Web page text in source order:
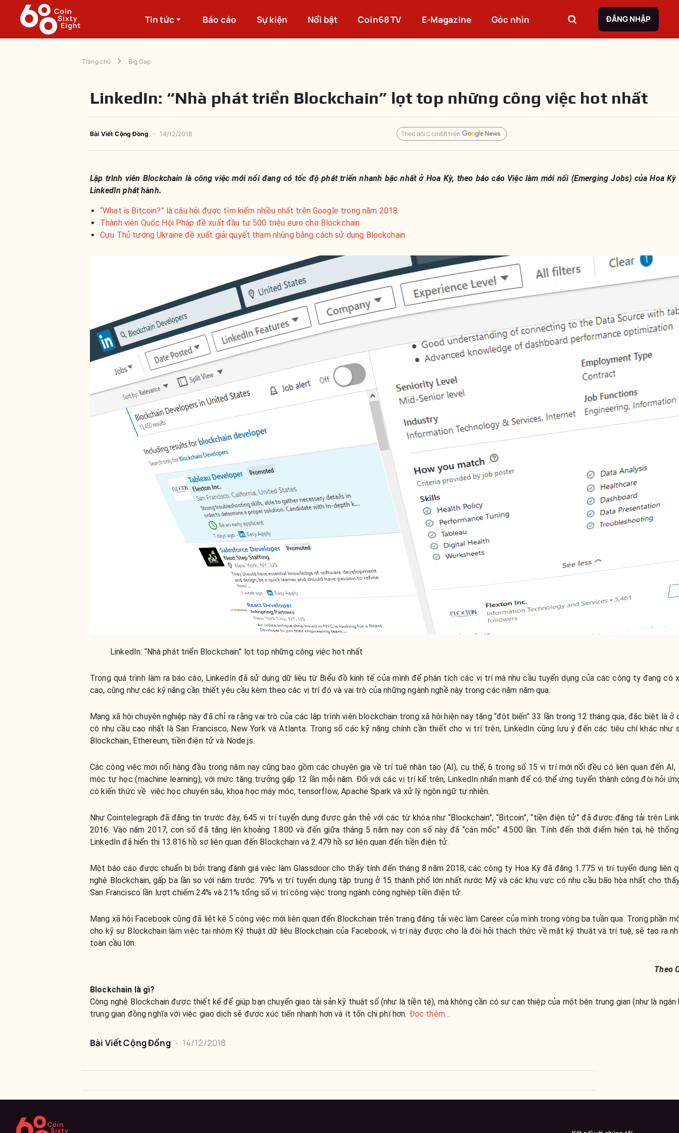
Tin tức Báo cáo Sự kiện Nổi bật Coin68 TV E-Magazine Góc nhìn ĐĂNG NHẬP
Trang chủ Big Cap
LinkedIn: “Nhà phát triển Blockchain” lọt top những công việc hot nhất
Bài Viết Cộng Đồng - 14/12/2018 Theo dõi Coin68 trên
Lập trình viên Blockchain là công việc mới nổi đang có tốc độ phát triển nhanh bậc nhất ở Hoa Kỳ, theo báo cáo Việc làm mới nổi (Emerging Jobs) của Hoa Kỳ
LinkedIn phát hành.
“What is Bitcoin?” là câu hỏi được tìm kiếm nhiều nhất trên Google trong năm 2018
Thành viên Quốc Hội Pháp đề xuất đầu tư 500 triệu euro cho Blockchain
Cựu Thủ tướng Ukraine đề xuất giải quyết tham nhũng bằng cách sử dụng Blockchain
LinkedIn: “Nhà phát triển Blockchain” lọt top những công việc hot nhất
Trong quá trình làm ra báo cáo, LinkedIn đã sử dụng dữ liệu từ Biểu đồ kinh tế của mình để phân tích các vị trí mà nhu cầu tuyển dụng của các công ty đang có
cao, cũng như các kỹ năng cần thiết yêu cầu kèm theo các vị trí đó và vai trò của những ngành nghề này trong các năm năm qua.
Mạng xã hội chuyên nghiệp này đã chỉ ra rằng vai trò của các lập trình viên blockchain trong xã hội hiện nay tăng “đột biến” 33 lần trong 12 tháng qua, đặc biệt là ở
có nhu cầu cao nhất là San Francisco, New York và Atlanta. Trong số các kỹ năng chính cần thiết cho vị trí trên, LinkedIn cũng lưu ý đến các tiêu chí khác như
Blockchain, Ethereum, tiền điện tử và Node.js.
Các công việc mới nổi hàng đầu trong năm nay cũng bao gồm các chuyên gia về trí tuệ nhân tạo (AI), cụ thể, 6 trong số 15 vị trí mới nổi đều có liên quan đến
móc tự học (machine learning), với mức tăng trưởng gấp 12 lần mỗi năm. Đối với các vị trí kể trên, LinkedIn nhấn mạnh để có thể ứng tuyển thành công đòi hỏi
có kiến thức về việc học chuyên sâu, khoa học máy móc, tensorflow, Apache Spark và xử lý ngôn ngữ tự nhiên.
Như Cointelegraph đã đăng tin trước đây, 645 vị trí tuyển dụng được gắn thẻ với các từ khóa như “Blockchain”, “Bitcoin”, “tiền điện tử” đã được đăng tải trên
2016. Vào năm 2017, con số đã tăng lên khoảng 1.800 và đến giữa tháng 5 năm nay con số này đã “cán mốc” 4.500 lần. Tính đến thời điểm hiện tại, hệ
LinkedIn đã hiển thị 13.816 hồ sơ liên quan đến Blockchain và 2.479 hồ sơ liên quan đến tiền điện tử.
Một báo cáo được chuẩn bị bởi trang đánh giá việc làm Glassdoor cho thấy tính đến tháng 8 năm 2018, các công ty Hoa Kỳ đã đăng 1.775 vị trí tuyển dụng liên
nghệ Blockchain, gấp ba lần so với năm trước. 79% vị trí tuyển dụng tập trung ở 15 thành phố lớn nhất nước Mỹ và các khu vực có nhu cầu bão hòa nhất cho
San Francisco lần lượt chiếm 24% và 21% tổng số vị trí công việc trong ngành công nghiệp tiền điện tử.
Mạng xã hội Facebook cũng đã liệt kê 5 công việc mới liên quan đến Blockchain trên trang đăng tải việc làm Career của mình trong vòng ba tuần qua. Trong phần
cho kỹ sư Blockchain làm việc tại nhóm Kỹ thuật dữ liệu Blockchain của Facebook, vị trí này được cho là đòi hỏi thách thức về mặt kỹ thuật và trí tuệ, sẽ tạo ra
toàn cầu lớn.
Theo
Blockchain là gì?
Công nghệ Blockchain được thiết kế để giúp bạn chuyển giao tài sản kỹ thuật số (như là tiền tệ), mà không cần có sự can thiệp của một bên trung gian (như là ngân
trung gian đồng nghĩa với việc giao dịch sẽ được xúc tiến nhanh hơn và ít tốn chi phí hơn. Đọc thêm…
Bài Viết Cộng Đồng - 14/12/2018